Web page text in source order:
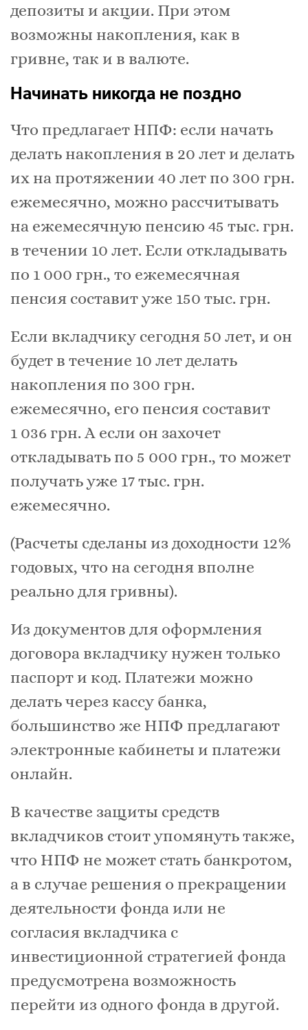
депозиты и акции. При этом
возможны накопления, как в
гривне, так и в валюте.
Начинать никогда не поздно
Что предлагает НПФ: если начать
делать накопления в 20 лет и делать
их на протяжении 40 лет по 300 грн.
ежемесячно, можно рассчитывать
на ежемесячную пенсию 45 тыс. грн.
в течении 10 лет. Если откладывать
по 1 000 грн., то ежемесячная
пенсия составит уже 150 тыс. грн.
Если вкладчику сегодня 50 лет, и он
будет в течение 10 лет делать
накопления по 300 грн.
ежемесячно, его пенсия составит
1 036 грн. А если он захочет
откладывать по 5 000 грн., то может
получать уже 17 тыс. грн.
ежемесячно.
(Расчеты сделаны из доходности 12%
годовых, что на сегодня вполне
реально для гривны).
Из документов для оформления
договора вкладчику нужен только
паспорт и код. Платежи можно
делать через кассу банка,
большинство же НПФ предлагают
электронные кабинеты и платежи
онлайн.
В качестве защиты средств
вкладчиков стоит упомянуть также,
что НПФ не может стать банкротом,
а в случае решения о прекращении
деятельности фонда или не
согласия вкладчика с
инвестиционной стратегией фонда
предусмотрена возможность
перейти из одного фонда в другой.